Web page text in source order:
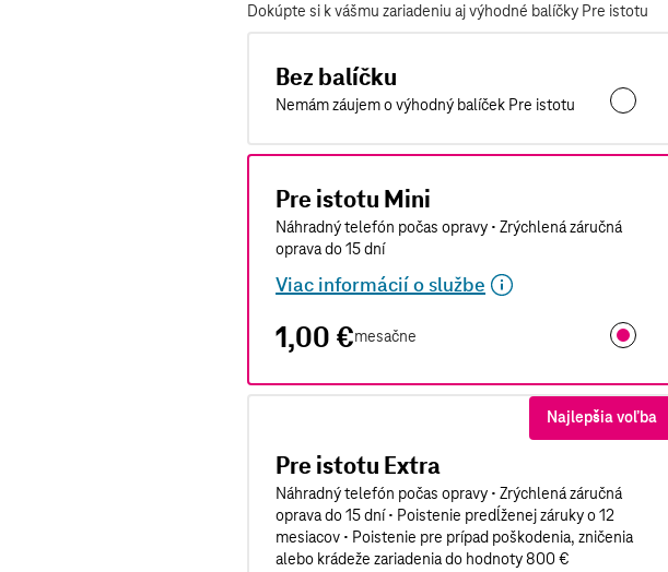
Dokúpte si k vášmu zariadeniu aj výhodné balíčky Pre istotu
Bez balíčku
Nemám záujem o výhodný balíček Pre istotu
Pre istotu Mini
Náhradný telefón počas opravy • Zrýchlená záručná
oprava do 15 dní
Viac informácií o službe
1,00 €mesačne Pre
Najlepšia voľba
Pre istotu Extra
Náhradný telefón počas opravy • Zrýchlená záručná
oprava do 15 dní • Poistenie predĺženej záruky o 12
mesiacov • Poistenie pre prípad poškodenia, zničenia
alebo krádeže zariadenia do hodnoty 800 €